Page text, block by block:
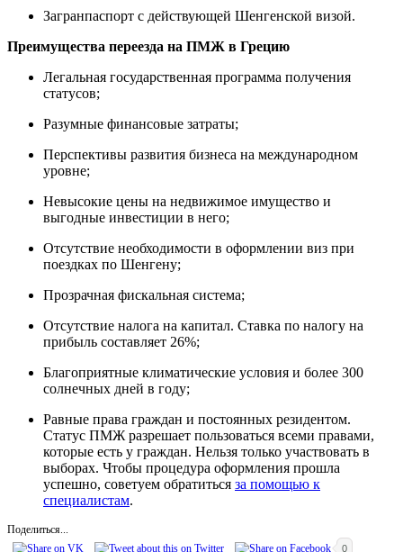
Загранпаспорт с действующей Шенгенской визой.
Преимущества переезда на ПМЖ в Грецию
Легальная государственная программа получения
статусов;
Разумные финансовые затраты;
Перспективы развития бизнеса на международном
уровне;
Невысокие цены на недвижимое имущество и
выгодные инвестиции в него;
Отсутствие необходимости в оформлении виз при
поездках по Шенгену;
Прозрачная фискальная система;
Отсутствие налога на капитал. Ставка по налогу на
прибыль составляет 26%;
Благоприятные климатические условия и более 300
солнечных дней в году;
Равные права граждан и постоянных резидентом.
Статус ПМЖ разрешает пользоваться всеми правами,
которые есть у граждан. Нельзя только участвовать в
выборах. Чтобы процедура оформления прошла
успешно, советуем обратиться за помощью к
специалистам.
Поделиться...
0